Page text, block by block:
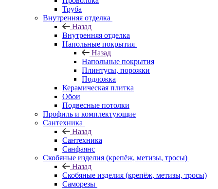
Труба
Внутренняя отделка
Назад
Внутренняя отделка
Напольные покрытия
Назад
Напольные покрытия
Плинтусы, порожки
Подложка
Керамическая плитка
Обои
Подвесные потолки
Профиль и комплектующие
Сантехника
Назад
Сантехника
Санфаянс
Скобяные изделия (крепёж, метизы, тросы)
Назад
Скобяные изделия (крепёж, метизы, тросы)
Саморезы